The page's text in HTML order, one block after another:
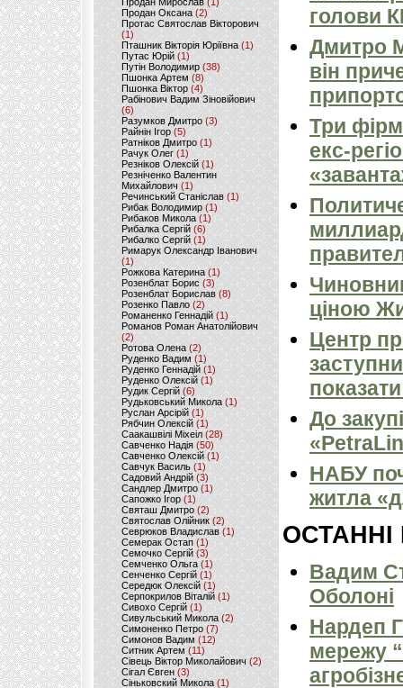
Продан Оксана (2)
Протас Святослав Вікторович
(1)
Пташник Вікторія Юріївна (1)
Путас Юрій (1)
Путін Володимир(38)
Пшонка Артем (8)
Пшонка Віктор(4)
Рабінович Вадим Зіновійович
(6)
Разумков Дмитро (3)
Райнін Ігор(5)
Ратніков Дмитро (1)
Рачук Олег (1)
Резніков Олексій(1)
Резніченко Валентин
Михайлович (1)
Речинський Станіслав (1)
Рибак Володимир(1)
Рибаков Микола(1)
Рибалка Сергій (6)
Рибалко Сергій (1)
Римарук Олександр Іванович
(1)
Рожкова Катерина(1)
Розенблат Борис (3)
Розенблат Борислав (8)
Розенко Павло (2)
Романенко Геннадій (1)
Романов Роман Анатолійович
(2)
Ротова Олена(2)
Руденко Вадим (1)
Руденко Геннадій (1)
Руденко Олексій(1)
Рудик Сергій(6)
Рудьковський Микола (1)
Руслан Арсірій(1)
Рябчин Олексій (1)
Саакашвілі Міхеіл(28)
Савченко Надія (50)
Савченко Олексій(1)
Савчук Василь (1)
Садовий Андрій (3)
Сандлер Дмитро(1)
Сапожко Ігор(1)
Святаш Дмитро (2)
Святослав Олійник (2)
Севрюков Владислав (1)
Семерак Остап (1)
Семочко Сергій (3)
Семченко Ольга (1)
Сенченко Сергій(1)
Середюк Олексій(1)
Серпокрилов Віталій(1)
Сивохо Сергій(1)
Сивульський Микола(2)
Симоненко Петро(7)
Симонов Вадим (12)
Ситник Артем(11)
Сівець Віктор Миколайович(2)
Сігал Євген (3)
Сіньковский Микола(1)
голови
Дмитро
він
Три
екс-
ціною
Центр
До
НАБУ
житла
ОСТАННІ
Вадим
Оболоні
Нардеп
мережу